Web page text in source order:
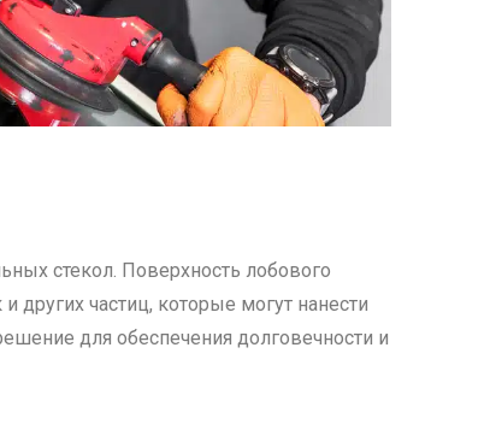
стекол. Поверхность лобового
других частиц, которые могут нанести
для обеспечения долговечности и